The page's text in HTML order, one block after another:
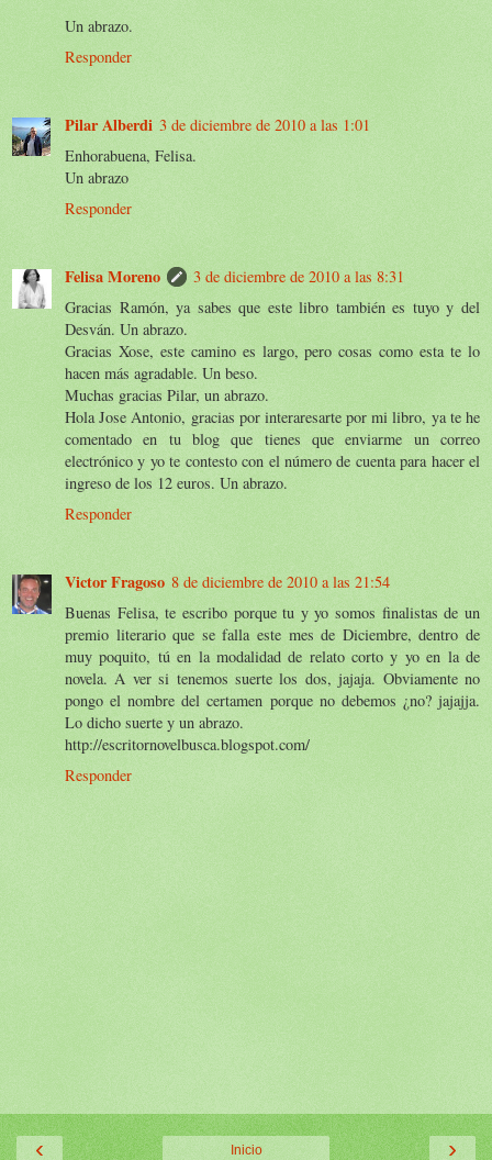
Un abrazo.
Responder
Pilar Alberdi 3 de diciembre de 2010 a las 1:01
Enhorabuena, Felisa.
Un abrazo
Responder
Felisa Moreno
3 de diciembre de 2010 a las 8:31
Gracias Ramón, ya sabes que este libro también es tuyo y del
Desván. Un abrazo.
Gracias Xose, este camino es largo, pero cosas como esta te lo
hacen más agradable. Un beso.
Muchas gracias Pilar, un abrazo.
Hola Jose Antonio, gracias por interaresarte por mi libro, ya te he
comentado en tu blog que tienes que enviarme un correo
electrónico y yo te contesto con el número de cuenta para hacer el
ingreso de los 12 euros. Un abrazo.
Responder
Victor Fragoso 8 de diciembre de 2010 a las 21:54
Buenas Felisa, te escribo porque tu y yo somos finalistas de un
premio literario que se falla este mes de Diciembre, dentro de
muy poquito, tú en la modalidad de relato corto y yo en la de
novela. A ver si tenemos suerte los dos, jajaja. Obviamente no
pongo el nombre del certamen porque no debemos ¿no? jajajja.
Lo dicho suerte y un abrazo.
http://escritornovelbusca.blogspot.com/
Responder
‹ ›
Inicio